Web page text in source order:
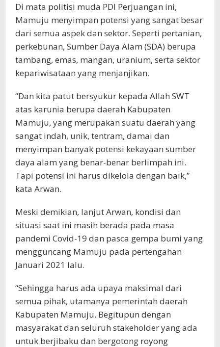
Di mata politisi muda PDI Perjuangan ini,
Mamuju menyimpan potensi yang sangat besar
dari semua aspek dan sektor. Seperti pertanian,
perkebunan, Sumber Daya Alam (SDA) berupa
tambang, emas, mangan, uranium, serta sektor
kepariwisataan yang menjanjikan.
“Dan kita patut bersyukur kepada Allah SWT
atas karunia berupa daerah Kabupaten
Mamuju, yang merupakan suatu daerah yang
sangat indah, unik, tentram, damai dan
menyimpan banyak potensi kekayaan sumber
daya alam yang benar-benar berlimpah ini.
Tapi potensi ini harus dikelola dengan baik,”
kata Arwan.
Meski demikian, lanjut Arwan, kondisi dan
situasi saat ini masih berada pada masa
pandemi Covid-19 dan pasca gempa bumi yang
mengguncang Mamuju pada pertengahan
Januari 2021 lalu.
“Sehingga harus ada upaya maksimal dari
semua pihak, utamanya pemerintah daerah
Kabupaten Mamuju. Begitupun dengan
masyarakat dan seluruh stakeholder yang ada
untuk berjibaku dan bergotong royong